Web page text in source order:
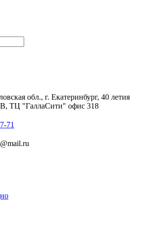
обл., г. Екатеринбург, 40 летия
ТЦ "ГаллаСити" офис 318
71